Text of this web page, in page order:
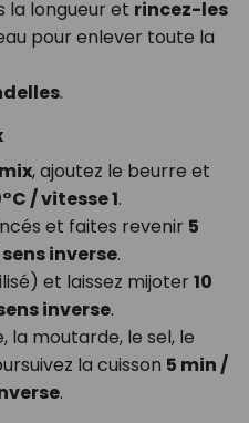
la longueur et rincez-les
pour enlever toute la
.
, ajoutez le beurre et
/ vitesse 1.
et faites revenir 5
sens inverse.
et laissez mijoter 10
inverse.
la moutarde, le sel, le
la cuisson 5 min /
.